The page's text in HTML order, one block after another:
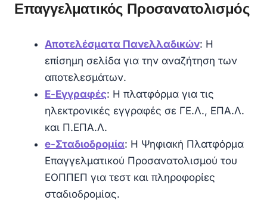
Επαγγελματικός Προσανατολισμός
Αποτελέσματα Πανελλαδικών: Η
επίσημη σελίδα για την αναζήτηση των
αποτελεσμάτων.
Ε-Εγγραφές: Η πλατφόρμα για τις
ηλεκτρονικές εγγραφές σε ΓΕ.Λ., ΕΠΑ.Λ.
και Π.ΕΠΑ.Λ.
e-Σταδιοδρομία: Η Ψηφιακή Πλατφόρμα
Επαγγελματικού Προσανατολισμού του
ΕΟΠΠΕΠ για τεστ και πληροφορίες
σταδιοδρομίας.